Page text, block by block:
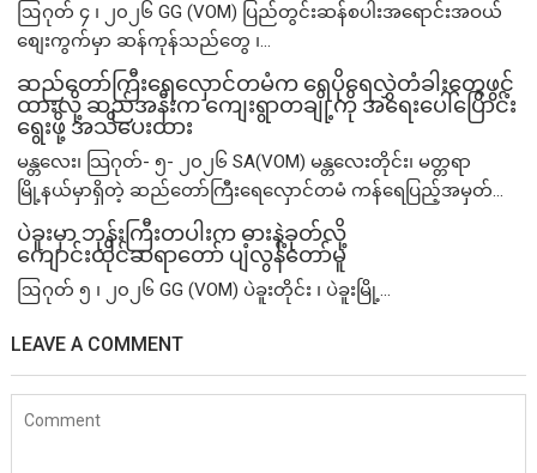
ဩဂုတ် ၄ ၊ ၂၀၂၆ GG (VOM) ပြည်တွင်းဆန်စပါးအရောင်းအဝယ်
စျေးကွက်မှာ ဆန်ကုန်သည်တွေ ၊...
ဆည်တော်ကြီးရေလှောင်တမံက ရေပိုရေလွှဲတံခါးတွေဖွင့်
ထားလို့ ဆည်အနီးက ကျေးရွာတချို့ကို အရေးပေါ်ပြောင်း
ရွေးဖို့ အသိပေးထား
မန္တလေး၊ သြဂုတ်- ၅- ၂၀၂၆ SA(VOM) မန္တလေးတိုင်း၊ မတ္တရာ
မြို့နယ်မှာရှိတဲ့ ဆည်တော်ကြီးရေလှောင်တမံ ကန်ရေပြည့်အမှတ်...
ပဲခူးမှာ ဘုန်းကြီးတပါးက ဓားနဲ့ခုတ်လို့
ကျောင်းထိုင်ဆရာတော် ပျံလွန်တော်မူ
ဩဂုတ် ၅ ၊ ၂၀၂၆ GG (VOM) ပဲခူးတိုင်း ၊ ပဲခူးမြို့...
LEAVE A COMMENT